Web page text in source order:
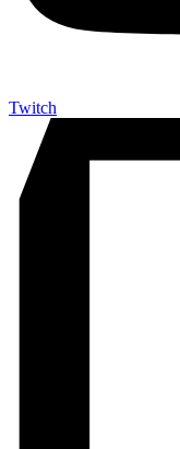
Twitch